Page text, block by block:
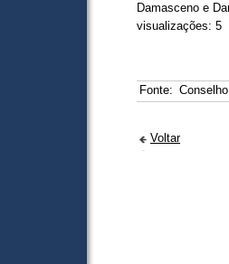
Damasceno e
visualizações: 5
Fonte:
Voltar